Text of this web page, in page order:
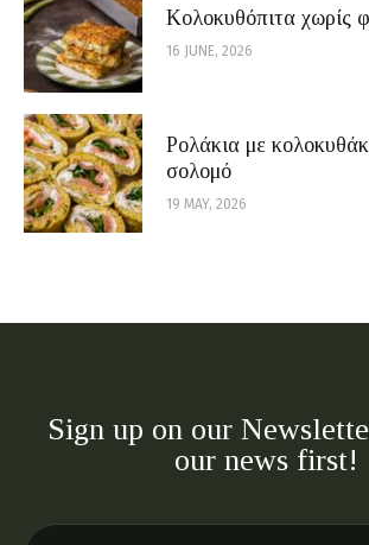
Κολοκυθόπιτα χωρίς
16 JUNE, 2026
Ρολάκια με
σολομό
19 MAY, 2026
Sign up on our
our news first!